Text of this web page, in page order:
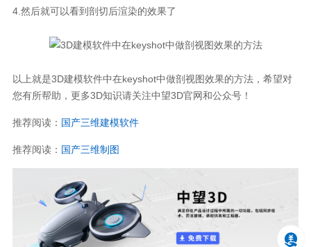
4.然后就可以看到剖切后渲染的效果了
以上就是3D建模软件中在keyshot中做剖视图效果的方法，希望对
您有所帮助，更多3D知识请关注中望3D官网和公众号！
推荐阅读： 国产三维建模软件
推荐阅读： 国产三维制图